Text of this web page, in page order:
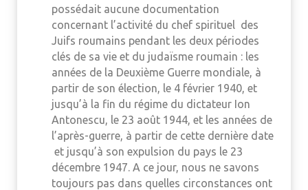
possédait aucune documentation
concernant l’activité du chef spirituel des
Juifs roumains pendant les deux périodes
clés de sa vie et du judaïsme roumain : les
années de la Deuxième Guerre mondiale, à
partir de son élection, le 4 février 1940, et
jusqu’à la fin du régime du dictateur Ion
Antonescu, le 23 août 1944, et les années de
l’après-guerre, à partir de cette dernière date
et jusqu’à son expulsion du pays le 23
décembre 1947. A ce jour, nous ne savons
toujours pas dans quelles circonstances ont